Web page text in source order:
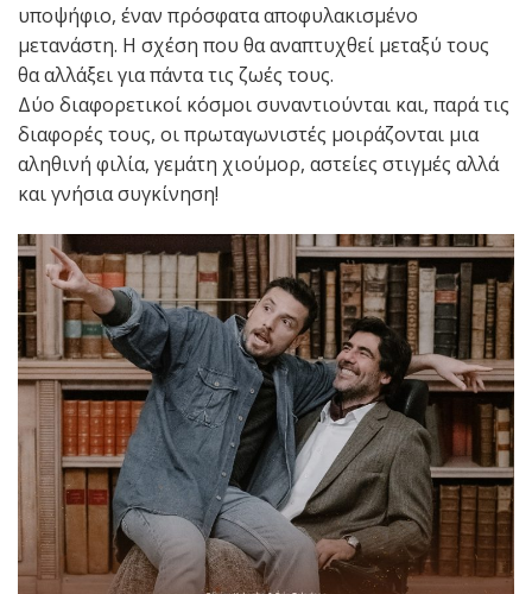
υποψήφιο, έναν πρόσφατα αποφυλακισμένο
μετανάστη. Η σχέση που θα αναπτυχθεί μεταξύ τους
θα αλλάξει για πάντα τις ζωές τους.
Δύο διαφορετικοί κόσμοι συναντιούνται και, παρά τις
διαφορές τους, οι πρωταγωνιστές μοιράζονται μια
αληθινή φιλία, γεμάτη χιούμορ, αστείες στιγμές αλλά
και γνήσια συγκίνηση!